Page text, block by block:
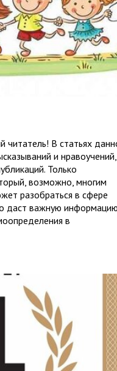
читатель! В статьях
и нравоучений,
Только
возможно, многим
разобраться в сфере
даст важную
в